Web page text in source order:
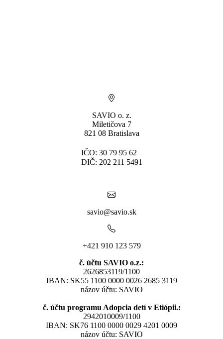
SAVIO o. z.
Miletičova 7
821 08 Bratislava
IČO: 30 79 95 62
DIČ: 202 211 5491
savio@savio.sk
+421 910 123 579
č. účtu SAVIO o.z.:
2626853119/1100
IBAN: SK55 1100 0000 0026 2685 3119
názov účtu: SAVIO
č. účtu programu Adopcia detí v Etiópii.:
2942010009/1100
IBAN: SK76 1100 0000 0029 4201 0009
názov účtu: SAVIO